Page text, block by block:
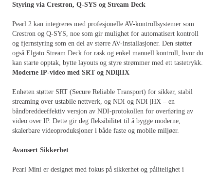
Styring via Crestron, Q-SYS og Stream Deck
Pearl 2 kan integreres med profesjonelle AV-kontrollsystemer som
Crestron og Q-SYS, noe som gir mulighet for automatisert kontroll
og fjernstyring som en del av større AV-installasjoner. Den støtter
også Elgato Stream Deck for rask og enkel manuell kontroll, hvor du
kan starte opptak, bytte layouts og styre strømmer med ett tastetrykk.
Moderne IP-video med SRT og NDI|HX
Enheten støtter SRT (Secure Reliable Transport) for sikker, stabil
streaming over ustabile nettverk, og NDI og NDI |HX – en
båndbreddeeffektiv versjon av NDI-protokollen for overføring av
video over IP. Dette gir deg fleksibilitet til å bygge moderne,
skalerbare videoproduksjoner i både faste og mobile miljøer.
Avansert Sikkerhet
Pearl Mini er designet med fokus på sikkerhet og pålitelighet i